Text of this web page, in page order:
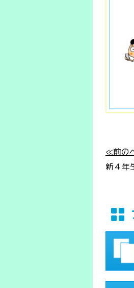
≪前の
新４年